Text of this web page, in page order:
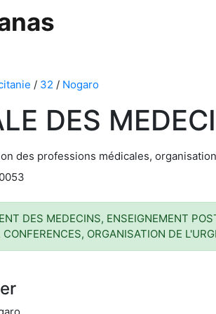
/ 32 / Nogaro
DES
des professions médicales,
DES MEDECINS, ENSEIGNEMENT
ORGANISATION DE